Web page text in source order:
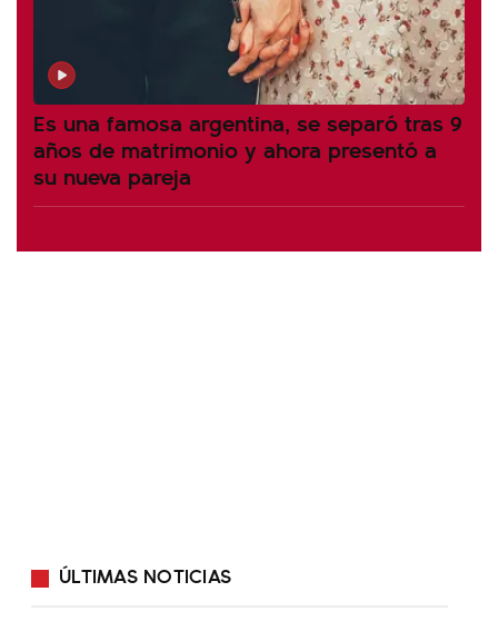
Es una famosa argentina, se separó tras 9
años de matrimonio y ahora presentó a
su nueva pareja
ÚLTIMAS NOTICIAS